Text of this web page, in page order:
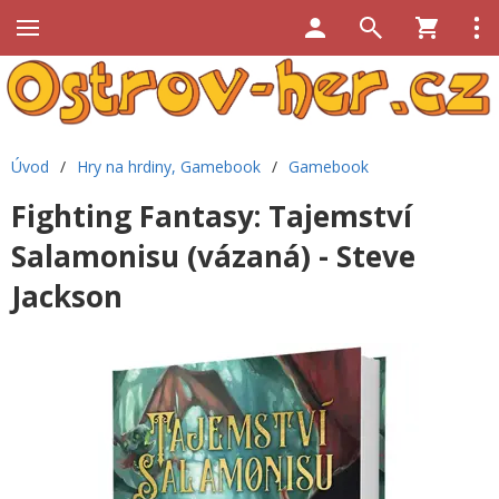
Úvod / Hry na hrdiny, Gamebook / Gamebook
Fighting Fantasy: Tajemství
Salamonisu (vázaná) - Steve
Jackson